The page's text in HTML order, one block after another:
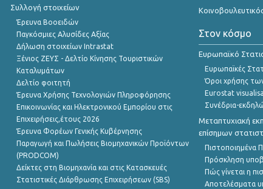
Συλλογή στοιχείων
Έρευνα Βοοειδών
Παγκόσμιες Αλυσίδες Αξίας
Δήλωση στοιχείων Intrastat
Ξένιος ΖΕΥΣ - Δελτίο Κίνησης Τουριστικών
Καταλυμάτων
Δελτίο φοιτητή
Έρευνα Χρήσης Τεχνολογιών Πληροφόρησης
Επικοινωνίας και Ηλεκτρονικού Εμπορίου στις
Επιχειρήσεις,έτους 2026
Έρευνα Φορέων Γενικής Κυβέρνησης
Παραγωγή και Πωλήσεις Βιομηχανικών Προϊόντων
(PRODCOM)
Δείκτες στη Βιομηχανία και στις Κατασκευές
Στατιστικές Διάρθρωσης Επιχειρήσεων (SBS)
Στον κόσμο
Ευρωπαϊκό
Ευρωπαϊκές
Όροι χρήσης
Eurostat
Συνέδρια-
Μεταπτυχιακή
επίσημων
Πιστοποιημένα
Πρόσκληση
Πώς γίνεται η
Αποτελέσματα